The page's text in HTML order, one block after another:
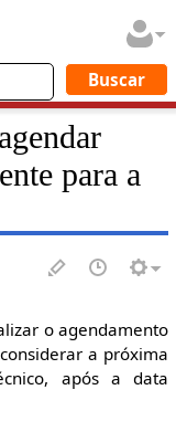
para a
o agendamento
a próxima
após a data